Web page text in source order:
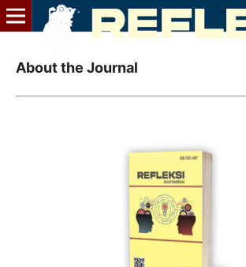
About the Journal